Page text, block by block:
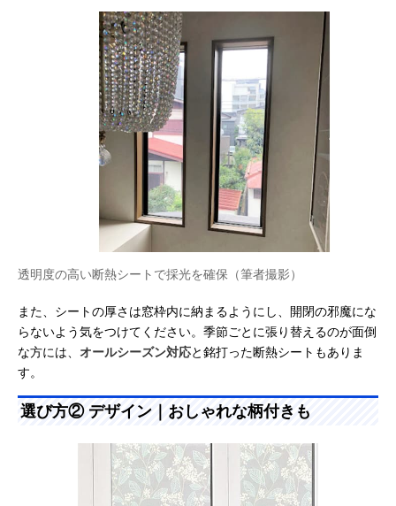
透明度の高い断熱シートで採光を確保（筆者撮影）
また、シートの厚さは窓枠内に納まるようにし、開閉の邪魔にな
らないよう気をつけてください。季節ごとに張り替えるのが面倒
な方には、 オールシーズン対応と銘打った断熱シートもありま
す。
選び方② デザイン｜おしゃれな柄付きも